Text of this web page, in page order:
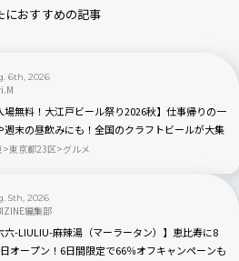
におすすめの記事
6th, 2026
場無料！大江戸ビール祭り2026秋】仕事帰りの一
週末の昼飲みにも！全国のクラフトビールが大集
品川
東京都23区 グルメ
5th, 2026
編集部
六-LIULIU-麻辣湯（マーラータン）】恵比寿に8
オープン！6日間限定で66％オフキャンペーンも